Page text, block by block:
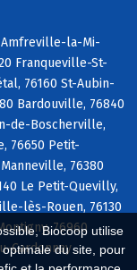
Biocoop utilise
du site, pour
Amfreville-la-Mi-
Franqueville-St-
76160 St-Aubin-
Bardouville, 76840
de-Boscherville,
76650 Petit-
76380
Le Petit-Quevilly,
lès-Rouen, 76130
76960
Cardonnay